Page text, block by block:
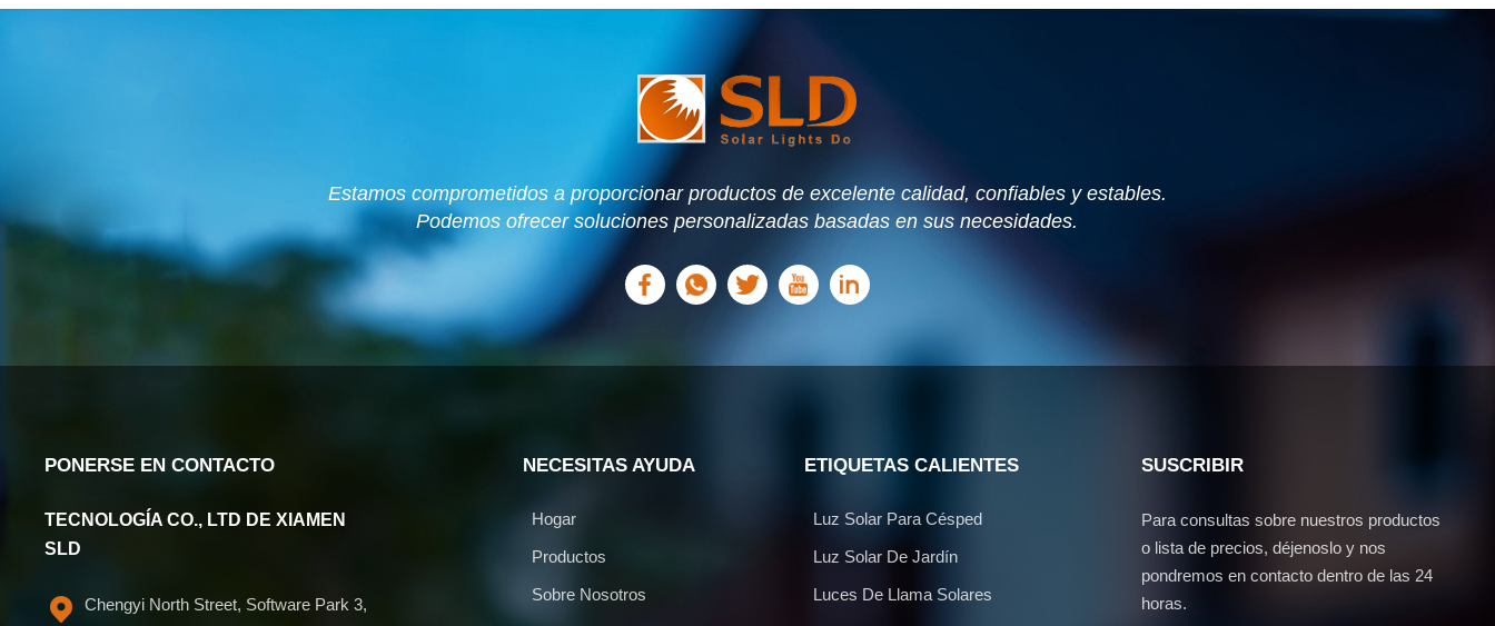
Estamos comprometidos a proporcionar productos de excelente calidad, confiables y estables.
Podemos ofrecer soluciones personalizadas basadas en sus necesidades.
PONERSE EN CONTACTO
TECNOLOGÍA CO., LTD DE XIAMEN
SLD
Chengyi North Street, Software Park 3,
NECESITAS AYUDA
Hogar
Productos
Sobre Nosotros
ETIQUETAS CALIENTES
Luz Solar Para Césped
Luz Solar De Jardín
Luces De Llama Solares
SUSCRIBIR
Para consultas sobre nuestros productos
o lista de precios, déjenoslo y nos
pondremos en contacto dentro de las 24
horas.